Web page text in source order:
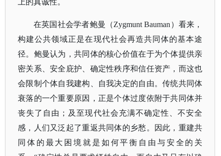
上的真诚性。
在英国社会学者鲍曼（Zygmunt Bauman）看来，
构建公共领域正是在现代社会再造共同体的基本途
径。鲍曼认为，共同体的核心价值在于为个体提供亲
密关系、安全庇护、确定性秩序和信任资产，而这也
会限制个体自我建构、自我决定的自由。传统共同体
衰落的一个重要原因，正是个体过度依附于共同体并
丧失了自由；及至现代社会充满不确定性、不安全
感，人们又泛起了重返共同体的乡愁。因此，重建共
同体的最大困境就是如何平衡自由与安全的关